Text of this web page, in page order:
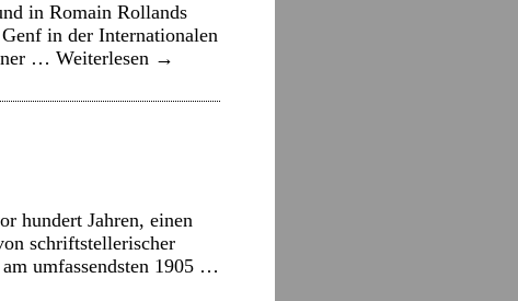
in Romain Rollands
in der Internationalen
… Weiterlesen →
hundert Jahren, einen
schriftstellerischer
umfassendsten 1905 …